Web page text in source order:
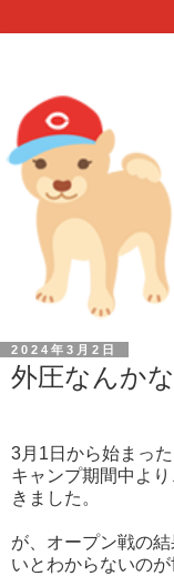
2024年3月2日
外圧なんか
3月1日から始まっ
キャンプ期間中よ
きました。
が、オープン戦の
いとわからないの